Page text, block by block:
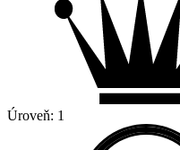
Úroveň: 1